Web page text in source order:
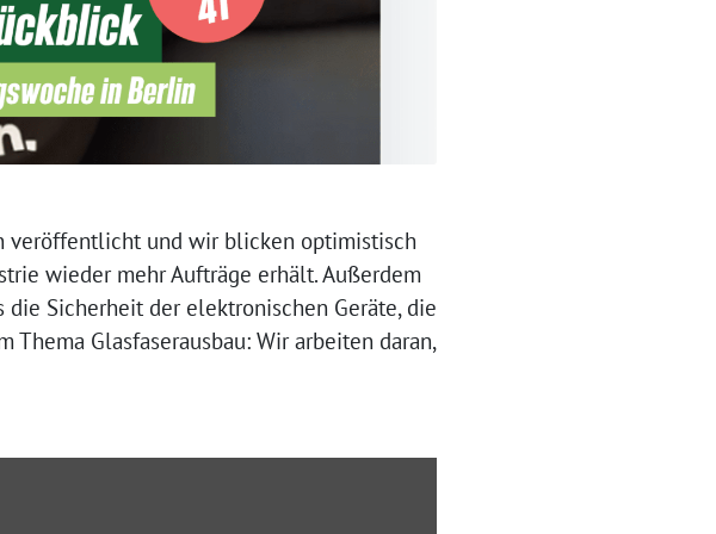
veröffentlicht und wir blicken optimistisch
wieder mehr Aufträge erhält. Außerdem
Sicherheit der elektronischen Geräte, die
Glasfaserausbau: Wir arbeiten daran,